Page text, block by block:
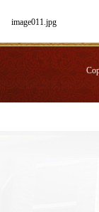
image011.jpg